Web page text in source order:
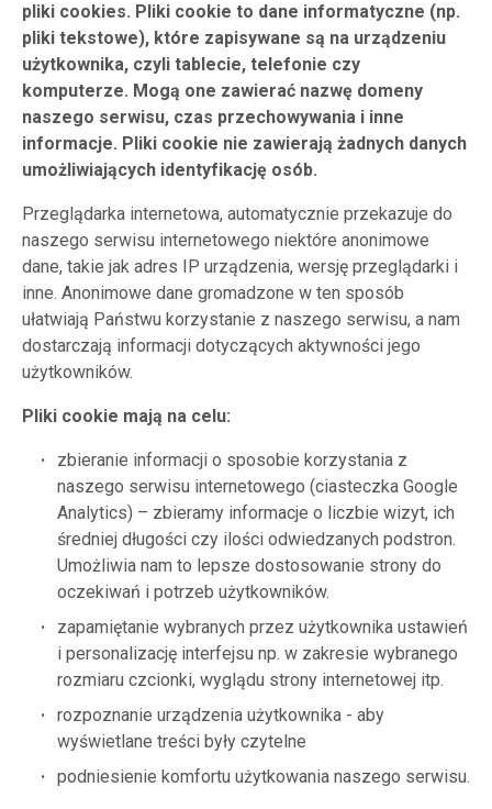
pliki cookies. Pliki cookie to dane informatyczne (np.
pliki tekstowe), które zapisywane są na urządzeniu
użytkownika, czyli tablecie, telefonie czy
komputerze. Mogą one zawierać nazwę domeny
naszego serwisu, czas przechowywania i inne
informacje. Pliki cookie nie zawierają żadnych danych
umożliwiających identyfikację osób.
Przeglądarka internetowa, automatycznie przekazuje do
naszego serwisu internetowego niektóre anonimowe
dane, takie jak adres IP urządzenia, wersję przeglądarki i
inne. Anonimowe dane gromadzone w ten sposób
ułatwiają Państwu korzystanie z naszego serwisu, a nam
dostarczają informacji dotyczących aktywności jego
użytkowników.
Pliki cookie mają na celu:
zbieranie informacji o sposobie korzystania z
naszego serwisu internetowego (ciasteczka Google
Analytics) – zbieramy informacje o liczbie wizyt, ich
średniej długości czy ilości odwiedzanych podstron.
Umożliwia nam to lepsze dostosowanie strony do
oczekiwań i potrzeb użytkowników.
zapamiętanie wybranych przez użytkownika ustawień
i personalizację interfejsu np. w zakresie wybranego
rozmiaru czcionki, wyglądu strony internetowej itp.
rozpoznanie urządzenia użytkownika - aby
wyświetlane treści były czytelne
podniesienie komfortu użytkowania naszego serwisu.